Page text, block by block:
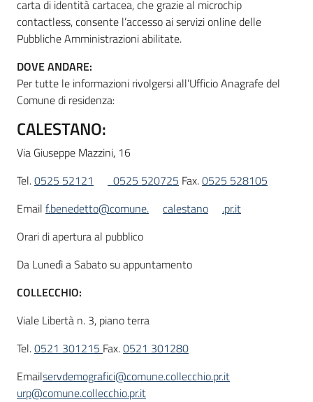
carta di identità cartacea, che grazie al microchip
contactless, consente l’accesso ai servizi online delle
Pubbliche Amministrazioni abilitate.
DOVE ANDARE:
Per tutte le informazioni rivolgersi all’Ufficio Anagrafe del
Comune di residenza:
CALESTANO:
Via Giuseppe Mazzini, 16
Tel.0525 52121 0525 520725 Fax.0525 528105
Email f.benedetto@comune. calestano
.pr.it
Orari di apertura al pubblico
Da Lunedì a Sabato su appuntamento
COLLECCHIO:
Viale Libertà n. 3, piano terra
Tel.0521 301215 Fax.0521 301280
Emailservdemografici@comune.collecchio.pr.it
urp@comune.collecchio.pr.it